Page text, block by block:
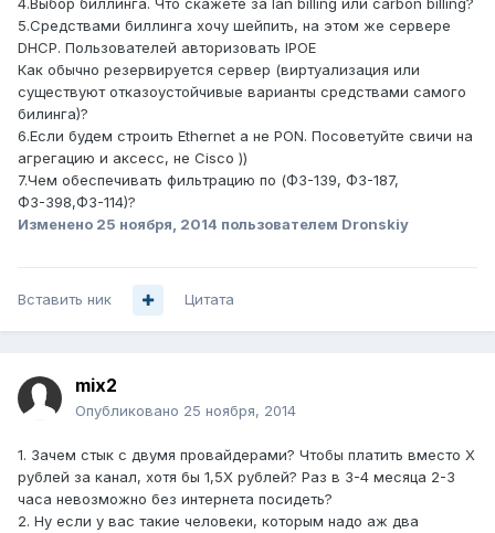
5.Средствами биллинга хочу шейпить, на этом же сервере
DHCP. Пользователей авторизовать IPOE
Как обычно резервируется сервер (виртуализация или
существуют отказоустойчивые варианты средствами самого
билинга)?
6.Если будем строить Ethernet а не PON. Посоветуйте свичи на
агрегацию и аксесс, не Cisco ))
7.Чем обеспечивать фильтрацию по (ФЗ-139, ФЗ-187,
ФЗ-398,ФЗ-114)?
Изменено 25 ноября, 2014 пользователем Dronskiy
Вставить ник Цитата
mix2
Опубликовано 25 ноября, 2014
1. Зачем стык с двумя провайдерами? Чтобы платить вместо Х
рублей за канал, хотя бы 1,5Х рублей? Раз в 3-4 месяца 2-3
часа невозможно без интернета посидеть?
2. Ну если у вас такие человеки, которым надо аж два